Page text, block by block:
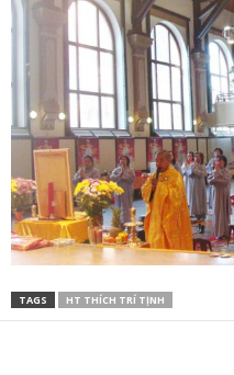
TAGS HT THÍCH TRÍ TỊNH